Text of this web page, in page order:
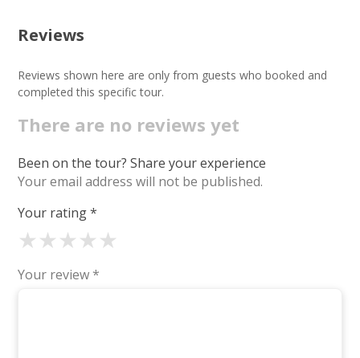
Reviews
Reviews shown here are only from guests who booked and
completed this specific tour.
There are no reviews yet
Been on the tour? Share your experience
Your email address will not be published.
Your rating*
★
★
★
★
★
Your review *